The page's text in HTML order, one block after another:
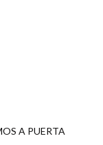
A PUERTA